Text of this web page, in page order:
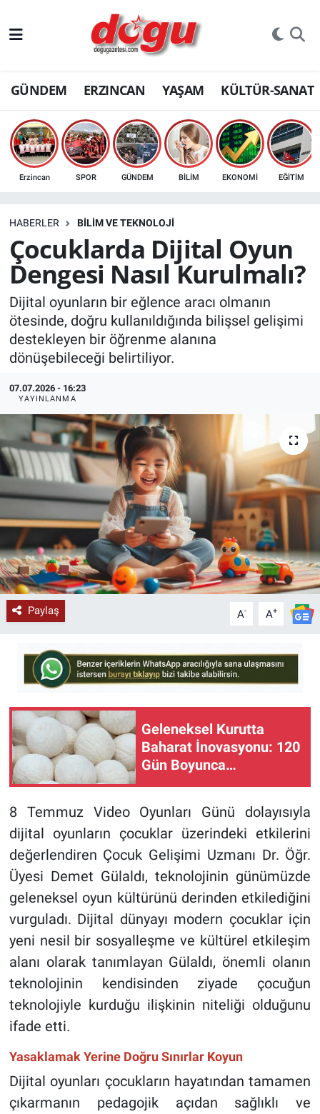
GÜNDEM ERZINCAN YAŞAM KÜLTÜR-SANAT
Erzincan SPOR GÜNDEM BİLİM EKONOMİ EĞİTİM
HABERLER BİLİM VE TEKNOLOJİ
Çocuklarda Dijital Oyun
Dengesi Nasıl Kurulmalı?
Dijital oyunların bir eğlence aracı olmanın
ötesinde, doğru kullanıldığında bilişsel gelişimi
destekleyen bir öğrenme alanına
dönüşebileceği belirtiliyor.
07.07.2026 - 16:23
YAYINLANMA
Paylaş A- A+
Geleneksel Kurutta
Baharat İnovasyonu: 120
Gün Boyunca
Küflenmiyor!
8 Temmuz Video Oyunları Günü dolayısıyla
dijital oyunların çocuklar üzerindeki etkilerini
değerlendiren Çocuk Gelişimi Uzmanı Dr. Öğr.
Üyesi Demet Gülaldı, teknolojinin günümüzde
geleneksel oyun kültürünü derinden etkilediğini
vurguladı. Dijital dünyayı modern çocuklar için
yeni nesil bir sosyalleşme ve kültürel etkileşim
alanı olarak tanımlayan Gülaldı, önemli olanın
teknolojinin kendisinden ziyade çocuğun
teknolojiyle kurduğu ilişkinin niteliği olduğunu
ifade etti.
Yasaklamak Yerine Doğru Sınırlar Koyun
Dijital oyunları çocukların hayatından tamamen
çıkarmanın pedagojik açıdan sağlıklı ve
ERZINCAN
GÜNDEM
ERZİNCAN FOTOĞRAFLARI
SAĞLIK
EKONOMİ
Bilim, teknoloji
GENEL
KÜLTÜR-SANAT
Yerel Haber
Politika
SPOR
YAŞAM
RESMİ İLAN